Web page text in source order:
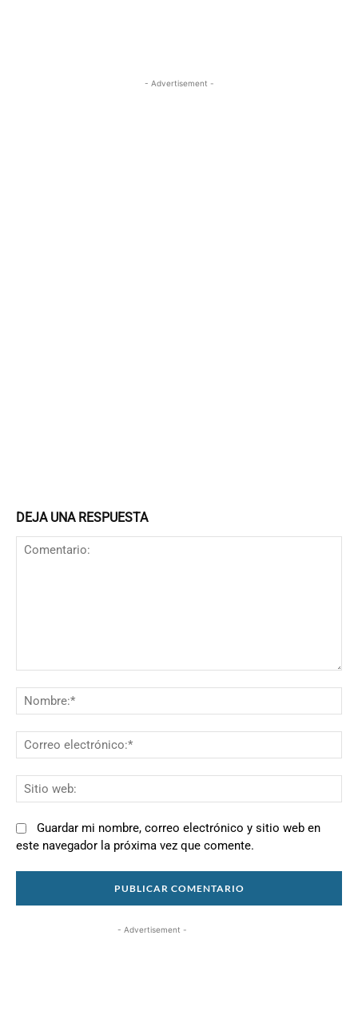
- Advertisement -
DEJA UNA RESPUESTA
Guardar mi nombre, correo electrónico y sitio web en
este navegador la próxima vez que comente.
- Advertisement -